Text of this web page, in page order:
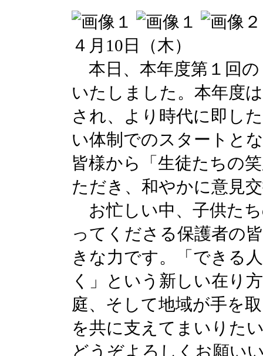
４月10日（木）
本日、本年度第１回の
いたしました。本年度
され、より時代に即し
い体制でのスタートと
皆様から「生徒たちの
ただき、和やかに意見
お忙しい中、子供た
ってくださる保護者の
きな力です。「できる
く」という新しい在り
庭、そして地域が手を
を共に支えてまいりた
どうぞよろしくお願い